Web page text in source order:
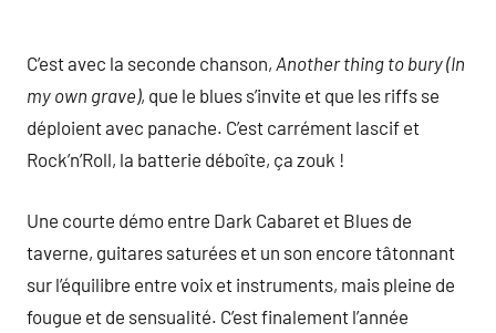
C’est avec la seconde chanson, Another thing to bury (In
my own grave), que le blues s’invite et que les riffs se
déploient avec panache. C’est carrément lascif et
Rock’n’Roll, la batterie déboîte, ça zouk !
Une courte démo entre Dark Cabaret et Blues de
taverne, guitares saturées et un son encore tâtonnant
sur l’équilibre entre voix et instruments, mais pleine de
fougue et de sensualité. C’est finalement l’année